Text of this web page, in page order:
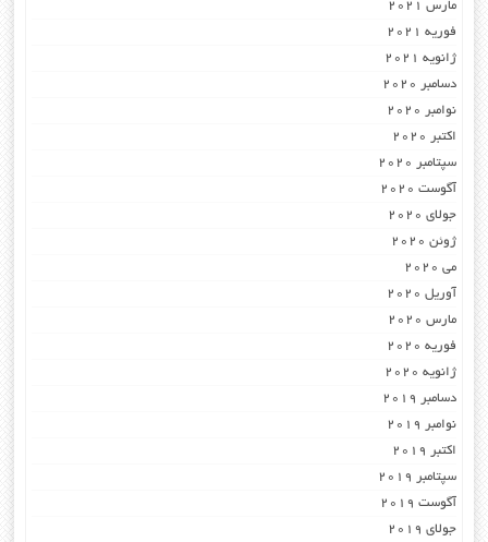
مارس 2021
فوریه 2021
ژانویه 2021
دسامبر 2020
نوامبر 2020
اکتبر 2020
سپتامبر 2020
آگوست 2020
جولای 2020
ژوئن 2020
می 2020
آوریل 2020
مارس 2020
فوریه 2020
ژانویه 2020
دسامبر 2019
نوامبر 2019
اکتبر 2019
سپتامبر 2019
آگوست 2019
جولای 2019